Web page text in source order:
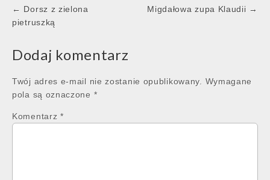
Post
navigation
← Dorsz z zielona
pietruszką
Migdałowa zupa Klaudii →
Dodaj komentarz
Twój adres e-mail nie zostanie opublikowany.
Wymagane
pola są oznaczone *
Komentarz *